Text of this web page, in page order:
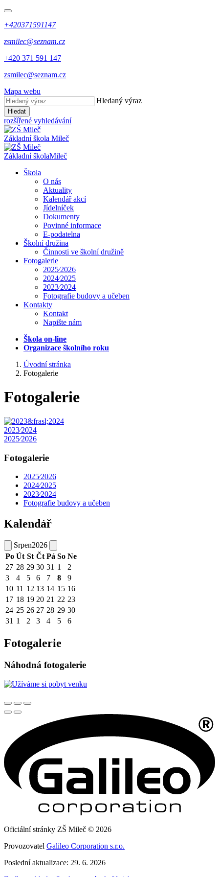
+420371591147
zsmilec@seznam.cz
+420 371 591 147
zsmilec@seznam.cz
Mapa webu
Hledaný výraz
Hledat
rozšířené vyhledávání
Základní škola Mileč
Základní školaMileč
Škola
O nás
Aktuality
Kalendář akcí
Jídelníček
Dokumenty
Povinné informace
E-podatelna
Školní družina
Činnosti ve školní družině
Fotogalerie
2025⁄2026
2024⁄2025
2023⁄2024
Fotografie budovy a učeben
Kontakty
Kontakt
Napište nám
Škola on-line
Organizace školního roku
Úvodní stránka
Fotogalerie
Fotogalerie
2023⁄2024
2025⁄2026
Fotogalerie
2025⁄2026
2024⁄2025
2023⁄2024
Fotografie budovy a učeben
Kalendář
Srpen2026
Po Út St Čt Pá So Ne
27 28 29 30 31 1
2
3
4 5 6 7 8
9
10 11 12 13 14 15 16
17 18 19 20 21 22 23
24 25 26 27 28 29 30
31 1 2 3 4 5 6
Fotogalerie
Náhodná fotogalerie
Oficiální stránky ZŠ Mileč © 2026
Provozovatel Galileo Corporation s.r.o.
Poslední aktualizace: 29. 6. 2026